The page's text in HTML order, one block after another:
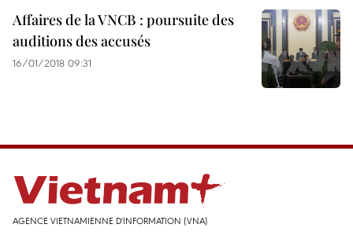
Affaires de la VNCB : poursuite des
auditions des accusés
16/01/2018 09:31
AGENCE VIETNAMIENNE D'INFORMATION (VNA)